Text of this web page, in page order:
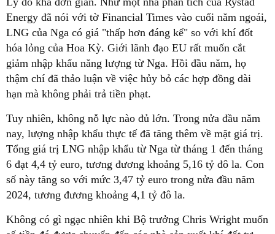
Energy đã nói với tờ Financial Times vào cuối năm ngoái,
LNG của Nga có giá "thấp hơn đáng kể" so với khí đốt
hóa lỏng của Hoa Kỳ. Giới lãnh đạo EU rất muốn cắt
giảm nhập khẩu năng lượng từ Nga. Hồi đầu năm, họ
thậm chí đã thảo luận về việc hủy bỏ các hợp đồng dài
hạn mà không phải trả tiền phạt.
Tuy nhiên, không nỗ lực nào đủ lớn. Trong nửa đầu năm
nay, lượng nhập khẩu thực tế đã tăng thêm về mặt giá trị.
Tổng giá trị LNG nhập khẩu từ Nga từ tháng 1 đến tháng
6 đạt 4,4 tỷ euro, tương đương khoảng 5,16 tỷ đô la. Con
số này tăng so với mức 3,47 tỷ euro trong nửa đầu năm
2024, tương đương khoảng 4,1 tỷ đô la.
Không có gì ngạc nhiên khi Bộ trưởng Chris Wright muốn